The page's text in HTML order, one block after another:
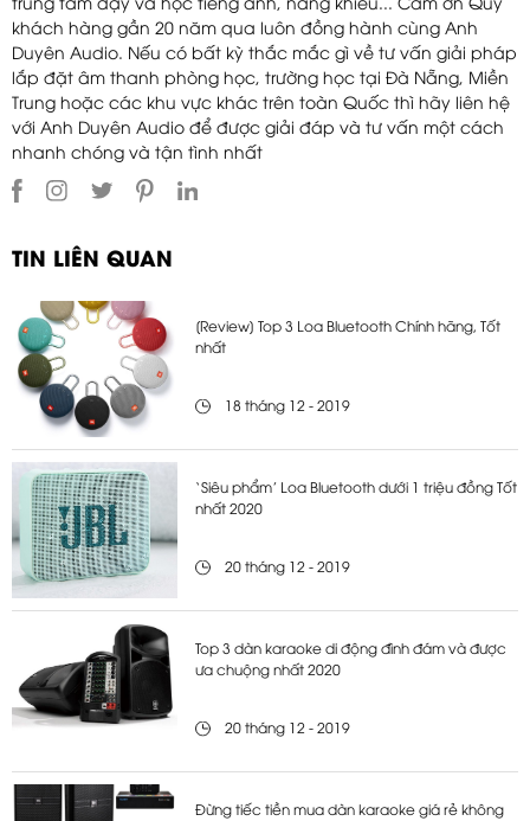
trung tâm dạy và học tiếng anh, năng khiếu... Cảm ơn Quý
khách hàng gần 20 năm qua luôn đồng hành cùng Anh
Duyên Audio. Nếu có bất kỳ thắc mắc gì về tư vấn giải pháp
lắp đặt âm thanh phòng học, trường học tại Đà Nẵng, Miền
Trung hoặc các khu vực khác trên toàn Quốc thì hãy liên hệ
với Anh Duyên Audio để được giải đáp và tư vấn một cách
nhanh chóng và tận tình nhất
TIN LIÊN QUAN
[Review] Top 3 Loa Bluetooth Chính hãng, Tốt
nhất
18 tháng 12 - 2019
‘Siêu phẩm’ Loa Bluetooth dưới 1 triệu đồng Tốt
nhất 2020
20 tháng 12 - 2019
Top 3 dàn karaoke di động đình đám và được
ưa chuộng nhất 2020
20 tháng 12 - 2019
Đừng tiếc tiền mua dàn karaoke giá rẻ không